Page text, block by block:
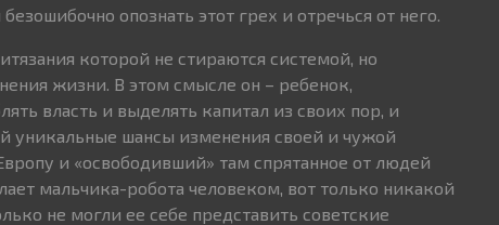
опознать этот грех и отречься от него.
которой не стираются системой, но
жизни. В этом смысле он – ребенок,
власть и выделять капитал из своих пор, и
уникальные шансы изменения своей и чужой
и «освободивший» там спрятанное от людей
мальчика-робота человеком, вот только никакой
не могли ее себе представить советские